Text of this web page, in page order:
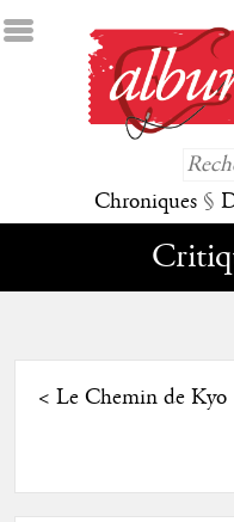
Chroniques §
< Le Chemin de Kyo